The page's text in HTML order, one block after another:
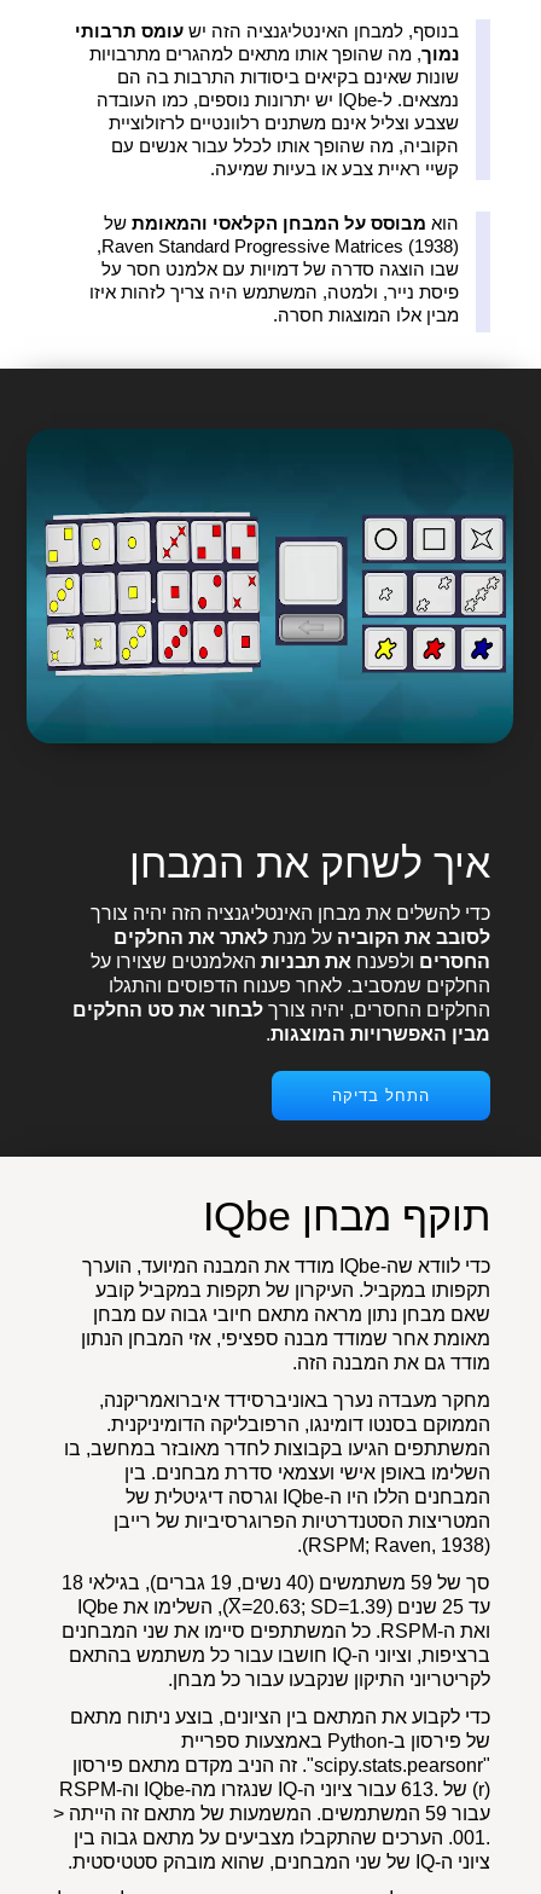
בנוסף, למבחן האינטליגנציה הזה יש עומס תרבותי
נמוך, מה שהופך אותו מתאים למהגרים מתרבויות
שונות שאינם בקיאים ביסודות התרבות בה הם
נמצאים. ל-IQbe יש יתרונות נוספים, כמו העובדה
שצבע וצליל אינם משתנים רלוונטיים לרזולוציית
הקוביה, מה שהופך אותו לכלל עבור אנשים עם
קשיי ראיית צבע או בעיות שמיעה.
הוא מבוסס על המבחן הקלאסי והמאומתשל
Raven Standard Progressive Matrices (1938),
שבו הוצגה סדרה של דמויות עם אלמנט חסר על
פיסת נייר, ולמטה, המשתמש היה צריך לזהות איזו
מבין אלו המוצגות חסרה.
איך לשחק את המבחן
כדי להשלים את מבחן האינטליגנציה הזה יהיה צורך
לסובב את הקוביהעל מנת לאתר את החלקים
החסריםולפענח את תבניותהאלמנטים שצוירו על
החלקים שמסביב. לאחר פענוח הדפוסים והתגלו
החלקים החסרים, יהיה צורך לבחור את סט החלקים
מבין האפשרויות המוצגות.
התחל בדיקה
תוקף מבחן IQbe
כדי לוודא שה-IQbe מודד את המבנה המיועד, הוערך
תקפותו במקביל. העיקרון של תקפות במקביל קובע
שאם מבחן נתון מראה מתאם חיובי גבוה עם מבחן
מאומת אחר שמודד מבנה ספציפי, אזי המבחן הנתון
מודד גם את המבנה הזה.
מחקר מעבדה נערך באוניברסידד איברואמריקנה,
הממוקם בסנטו דומינגו, הרפובליקה הדומיניקנית.
המשתתפים הגיעו בקבוצות לחדר מאובזר במחשב, בו
השלימו באופן אישי ועצמאי סדרת מבחנים. בין
המבחנים הללו היו ה-IQbe וגרסה דיגיטלית של
המטריצות הסטנדרטיות הפרוגרסיביות של רייבן
(RSPM; Raven, 1938).
סך של 59 משתמשים (40 נשים, 19 גברים), בגילאי 18
עד 25 שנים (X̅=20.63; SD=1.39), השלימו את IQbe
ואת ה-RSPM. כל המשתתפים סיימו את שני המבחנים
ברציפות, וציוני ה-IQ חושבו עבור כל משתמש בהתאם
לקריטריוני התיקון שנקבעו עבור כל מבחן.
כדי לקבוע את המתאם בין הציונים, בוצע ניתוח מתאם
של פירסון ב-Python באמצעות ספריית
"scipy.stats.pearsonr". זה הניב מקדם מתאם פירסון
(r) של .613 עבור ציוני ה-IQ שנגזרו מה-IQbe וה-RSPM
עבור 59 המשתמשים. המשמעות של מתאם זה הייתה <
.001. הערכים שהתקבלו מצביעים על מתאם גבוה בין
ציוני ה-IQ של שני המבחנים, שהוא מובהק סטטיסטית.